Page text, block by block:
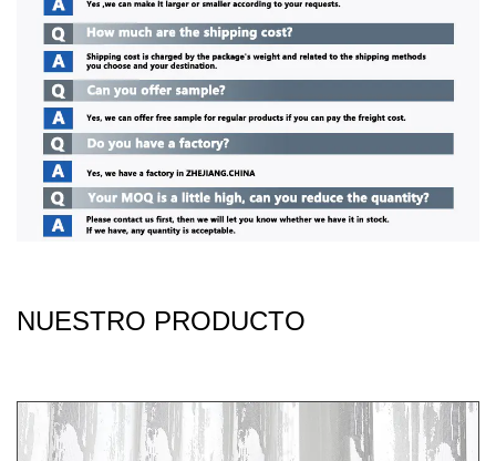
NUESTRO PRODUCTO